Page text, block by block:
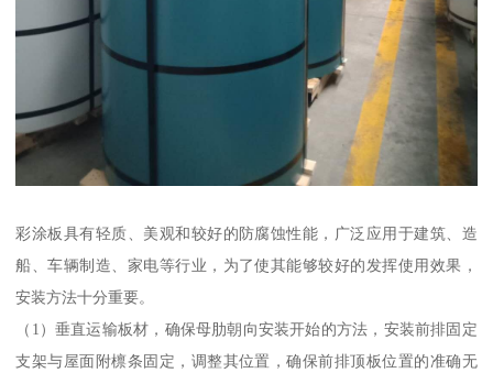
彩涂板具有轻质、美观和较好的防腐蚀性能，广泛应用于建筑、造
船、车辆制造、家电等行业，为了使其能够较好的发挥使用效果，
安装方法十分重要。
（1）垂直运输板材，确保母肋朝向安装开始的方法，安装前排固定
支架与屋面附檩条固定，调整其位置，确保前排顶板位置的准确无